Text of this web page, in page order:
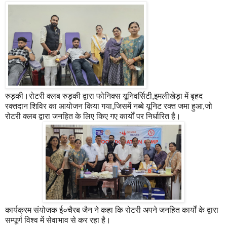
रुड़की।रोटरी क्लब रुड़की द्वारा फोनिक्स यूनिवर्सिटी,इमलीखेड़ा में बृहद
रक्तदान शिविर का आयोजन किया गया,जिसमें नब्बे यूनिट रक्त जमा हुआ,जो
रोटरी क्लब द्वारा जनहित के लिए किए गए कार्यों पर निर्धारित है।
कार्यक्रम संयोजक ई०चैरब जैन ने कहा कि रोटरी अपने जनहित कार्यों के द्वारा
सम्पूर्ण विश्व में सेवाभाव से कर रहा है।